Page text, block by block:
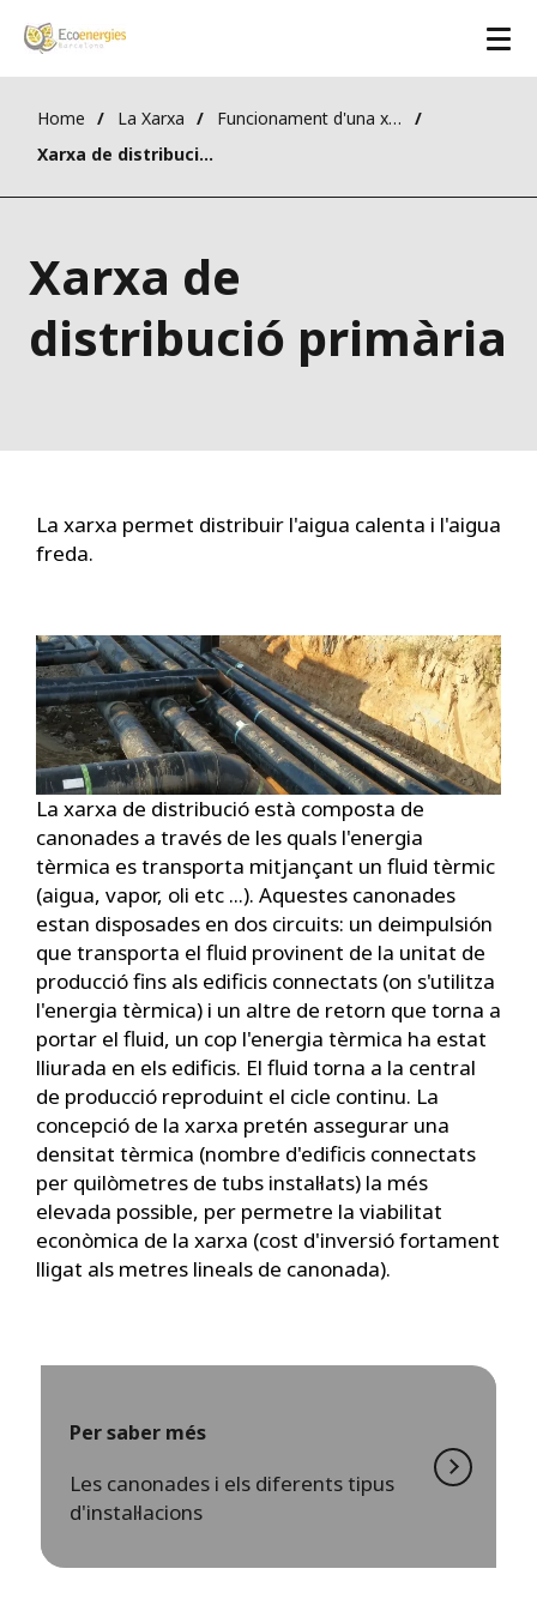
Home La Xarxa
Funcionament d'una xarxa
Xarxa de distribució primària
Xarxa de
distribució primària
La xarxa permet distribuir l'aigua calenta i l'aigua
freda.
La xarxa de distribució està composta de
canonades a través de les quals l'energia
tèrmica es transporta mitjançant un fluid tèrmic
(aigua, vapor, oli etc ...). Aquestes canonades
estan disposades en dos circuits: un deimpulsión
que transporta el fluid provinent de la unitat de
producció fins als edificis connectats (on s'utilitza
l'energia tèrmica) i un altre de retorn que torna a
portar el fluid, un cop l'energia tèrmica ha estat
lliurada en els edificis. El fluid torna a la central
de producció reproduint el cicle continu. La
concepció de la xarxa pretén assegurar una
densitat tèrmica (nombre d'edificis connectats
per quilòmetres de tubs instal·lats) la més
elevada possible, per permetre la viabilitat
econòmica de la xarxa (cost d'inversió fortament
lligat als metres lineals de canonada).
Per saber més
Les canonades i els diferents tipus
d'instal·lacions